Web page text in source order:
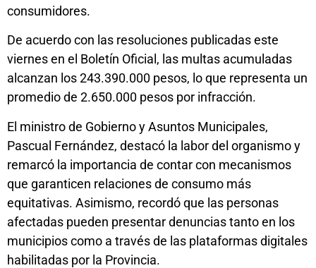
consumidores.
De acuerdo con las resoluciones publicadas este
viernes en el Boletín Oficial, las multas acumuladas
alcanzan los 243.390.000 pesos, lo que representa un
promedio de 2.650.000 pesos por infracción.
El ministro de Gobierno y Asuntos Municipales,
Pascual Fernández, destacó la labor del organismo y
remarcó la importancia de contar con mecanismos
que garanticen relaciones de consumo más
equitativas. Asimismo, recordó que las personas
afectadas pueden presentar denuncias tanto en los
municipios como a través de las plataformas digitales
habilitadas por la Provincia.